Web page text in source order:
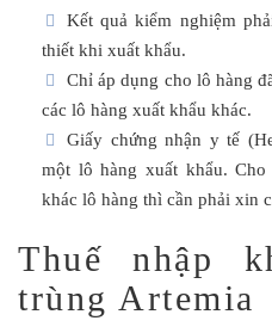
Kết quả kiểm nghiệm
thiết khi xuất khẩu.
Chỉ áp dụng cho lô hàng
các lô hàng xuất khẩu khác.
Giấy chứng nhận y tế
một lô hàng xuất khẩu.
khác lô hàng thì cần phải xin
Thuế nhập
trùng Artemia